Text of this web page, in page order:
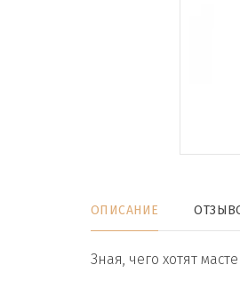
ОПИСАНИЕ
Зная, чего хотят